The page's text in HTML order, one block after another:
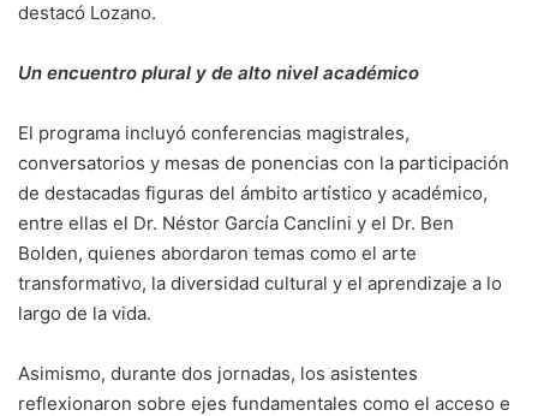
destacó Lozano.
Un encuentro plural y de alto nivel académico
El programa incluyó conferencias magistrales,
conversatorios y mesas de ponencias con la participación
de destacadas figuras del ámbito artístico y académico,
entre ellas el Dr. Néstor García Canclini y el Dr. Ben
Bolden, quienes abordaron temas como el arte
transformativo, la diversidad cultural y el aprendizaje a lo
largo de la vida.
Asimismo, durante dos jornadas, los asistentes
reflexionaron sobre ejes fundamentales como el acceso e